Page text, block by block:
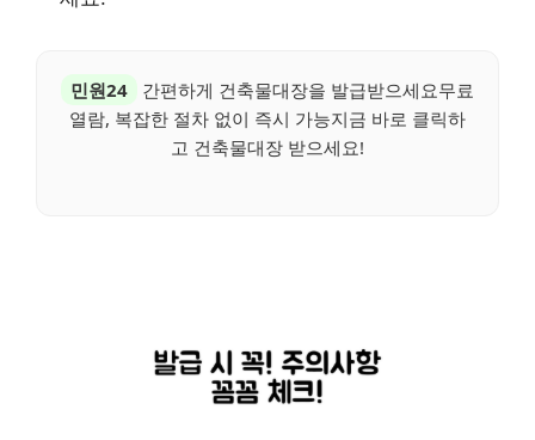
민원24
간편하게 건축물대장을 발급받으세요무료
열람, 복잡한 절차 없이 즉시 가능지금 바로 클릭하
고 건축물대장 받으세요!